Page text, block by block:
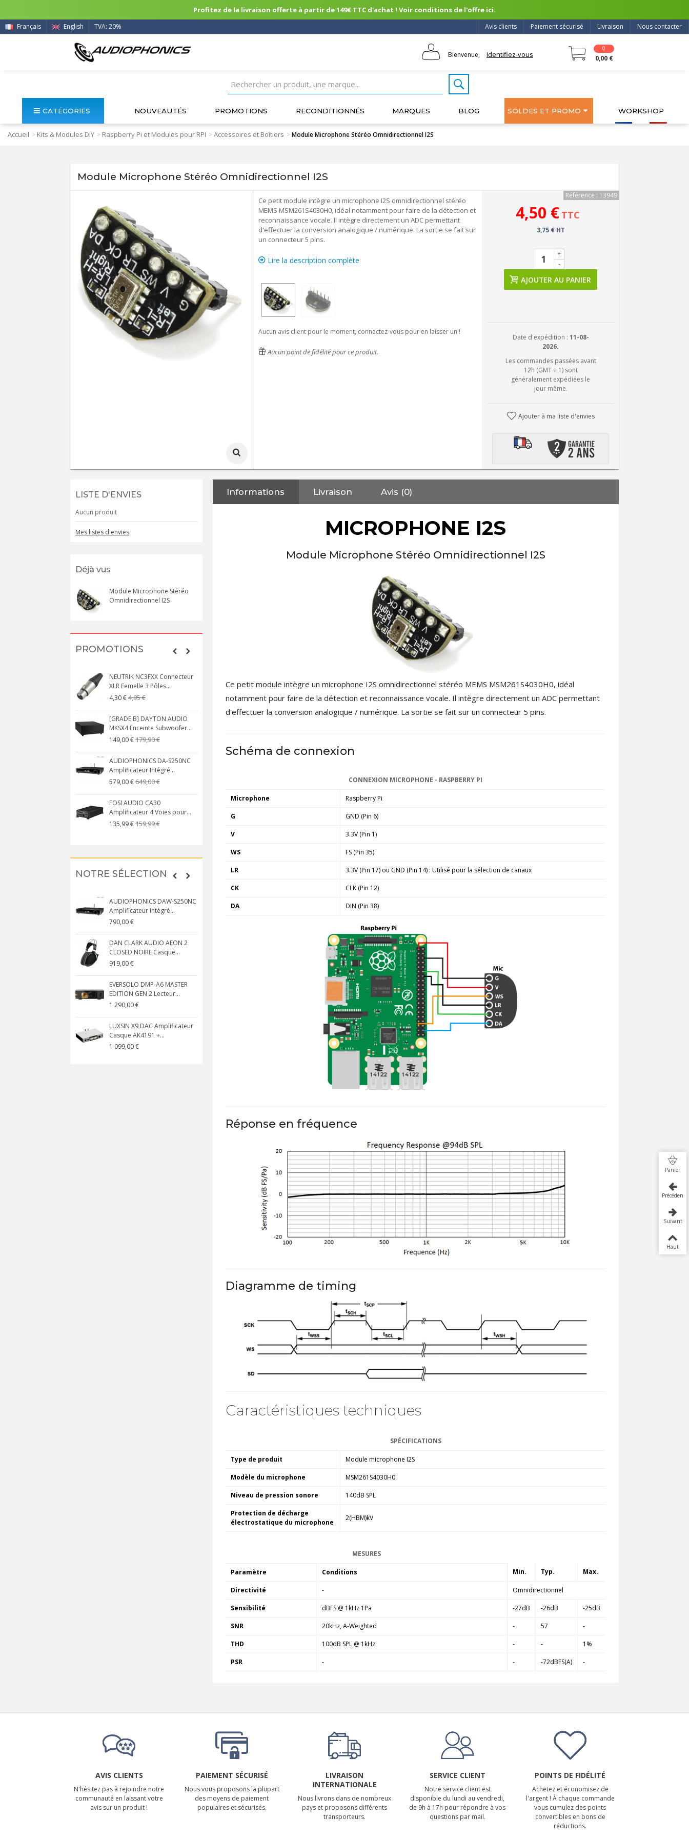
Profitez de la livraison offerte à partir de 149€ TTC d'achat ! Voir conditions de l'offre ici.
Nous contacter
Livraison
Paiement sécurisé
Avis clients
Français English TVA: 20%
Bienvenue, Identifiez-vous
0
0,00 €
CATÉGORIES NOUVEAUTÉS PROMOTIONS RECONDITIONNÉS MARQUES BLOG SOLDES ET PROMO WORKSHOP
Accueil > Kits & Modules DIY > Raspberry Pi et Modules pour RPI >Accessoires et Boîtiers >Module Microphone Stéréo Omnidirectionnel I2S
Module Microphone Stéréo Omnidirectionnel I2S
Ce petit module intègre un microphone I2S omnidirectionnel stéréo
MEMS MSM261S4030H0, idéal notamment pour faire de la détection et
reconnaissance vocale. Il intègre directement un ADC permettant
d'effectuer la conversion analogique / numérique. La sortie se fait sur
un connecteur 5 pins.
Lire la description complète
Aucun avis client pour le moment, connectez-vous pour en laisser un !
Aucun point de fidélité pour ce produit.
Référence : 13949
4,50 € TTC
3,75 € HT
-
+
AJOUTER AU PANIER
Date d'expédition : 11-08-
2026.
Les commandes passées avant
12h (GMT + 1) sont
généralement expédiées le
jour même.
Ajouter à ma liste d'envies
LISTE D'ENVIES
Aucun produit
Mes listes d'envies
Déjà vus
Module Microphone Stéréo
Omnidirectionnel I2S
PROMOTIONS
NEUTRIK NC3FXX Connecteur
XLR Femelle 3 Pôles...
4,30 €4,95 €
[GRADE B] DAYTON AUDIO
MKSX4 Enceinte Subwoofer...
149,00 €179,90 €
AUDIOPHONICS DA-S250NC
Amplificateur Intégré...
579,00 €649,00 €
FOSI AUDIO CA30
Amplificateur 4 Voies pour...
135,99 €159,99 €
NOTRE SÉLECTION
AUDIOPHONICS DAW-S250NC
Amplificateur Intégré...
790,00 €
DAN CLARK AUDIO AEON 2
CLOSED NOIRE Casque...
919,00 €
EVERSOLO DMP-A6 MASTER
EDITION GEN 2 Lecteur...
1 290,00 €
LUXSIN X9 DAC Amplificateur
Casque AK4191 +...
1 099,00 €
Informations Livraison Avis (0)
MICROPHONE I2S
Module Microphone Stéréo Omnidirectionnel I2S
Ce petit module intègre un microphone I2S omnidirectionnel stéréo MEMS MSM261S4030H0, idéal
notamment pour faire de la détection et reconnaissance vocale. Il intègre directement un ADC permettant
d'effectuer la conversion analogique / numérique. La sortie se fait sur un connecteur 5 pins.
Schéma de connexion
CONNEXION MICROPHONE - RASPBERRY PI
Microphone Raspberry Pi
G GND (Pin 6)
V 3.3V (Pin 1)
WS FS (Pin 35)
LR 3.3V (Pin 17) ou GND (Pin 14) : Utilisé pour la sélection de canaux
CK CLK (Pin 12)
DA DIN (Pin 38)
Réponse en fréquence
Diagramme de timing
Caractéristiques techniques
SPÉCIFICATIONS
Type de produit Module microphone I2S
Modèle du microphone MSM261S4030H0
Niveau de pression sonore 140dB SPL
Protection de décharge
électrostatique du microphone
2(HBM)kV
MESURES
Paramètre Conditions Min. Typ. Max.
Directivité - Omnidirectionnel
Sensibilité dBFS @ 1kHz 1Pa -27dB -26dB -25dB
SNR 20kHz, A-Weighted - 57 -
THD 100dB SPL @ 1kHz - - 1%
PSR - - -72dBFS(A) -
AVIS CLIENTS
N'hésitez pas à rejoindre notre
communauté en laissant votre
avis sur un produit !
PAIEMENT SÉCURISÉ
Nous vous proposons la plupart
des moyens de paiement
populaires et sécurisés.
LIVRAISON
INTERNATIONALE
Nous livrons dans de nombreux
pays et proposons différents
transporteurs.
SERVICE CLIENT
Notre service client est
disponible du lundi au vendredi,
de 9h à 17h pour répondre à vos
questions par mail.
POINTS DE FIDÉLITÉ
Achetez et économisez de
l'argent ! À chaque commande
vous cumulez des points
convertibles en bons de
réductions.
Panier
Précédent
Suivant
Haut